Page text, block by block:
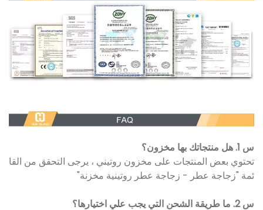
س 1. هل منتجاتك بها مخزون؟
تحتوي بعض المنتجات على مخزون روتيني ، يرجى التحقق من القا
ئمة "زجاجة عطر - زجاجة عطر روتينية مخزنة"
س 2. ما طريقة الشحن التي يجب علي اختيارها؟